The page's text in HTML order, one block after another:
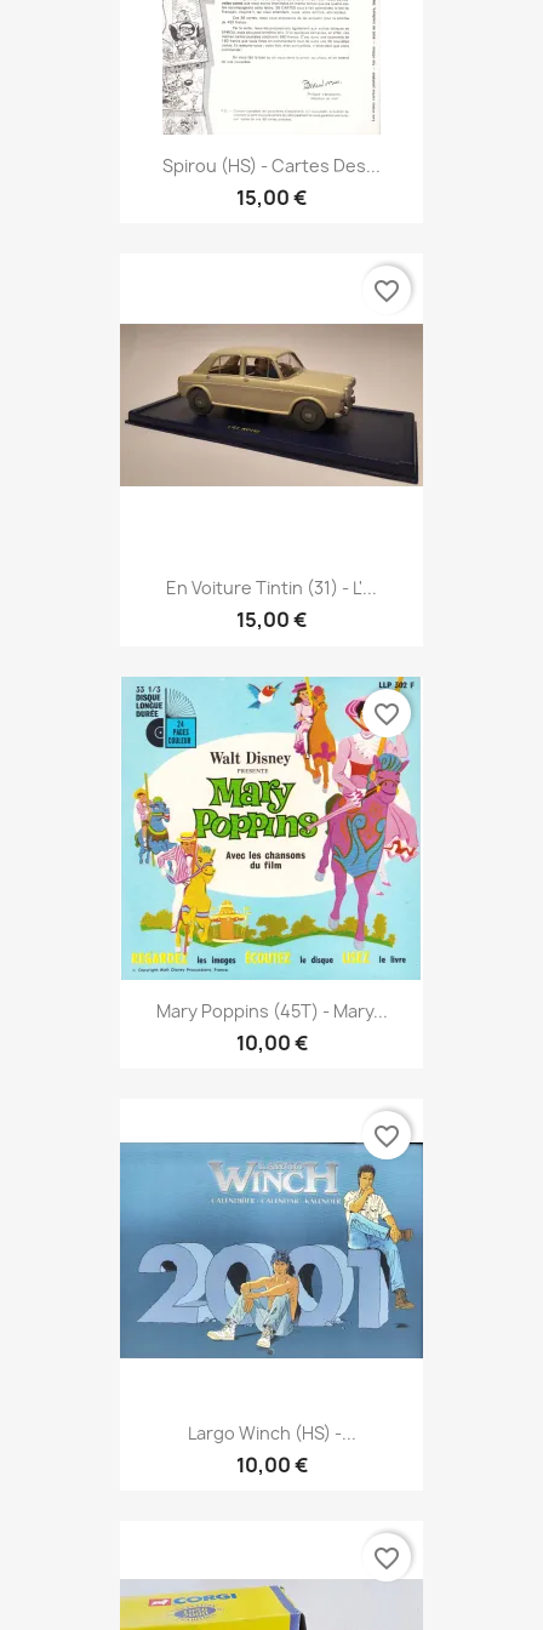
Spirou (HS) - Cartes Des...
15,00 €
En Voiture Tintin (31) - L'...
15,00 €
favorite_border
Mary Poppins (45T) - Mary...
10,00 €
favorite_border
Largo Winch (HS) -...
10,00 €
favorite_border
favorite_border